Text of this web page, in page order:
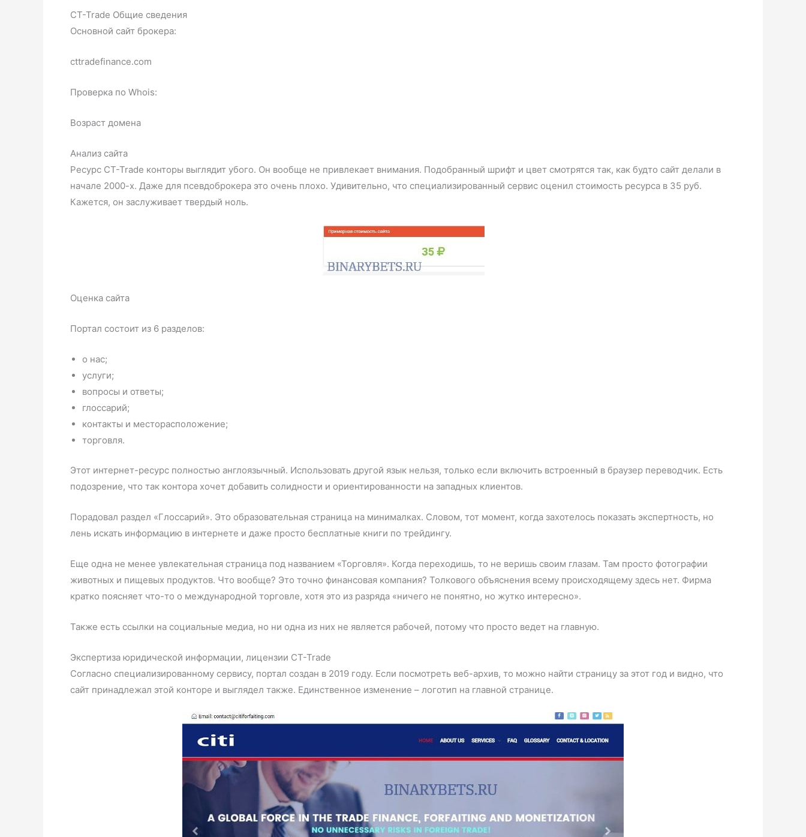
CT-Trade Общие сведения
Основной сайт брокера:
cttradefinance.com
Проверка по Whois:
Возраст домена
Анализ сайта
Ресурс CT-Trade конторы выглядит убого. Он вообще не привлекает внимания. Подобранный шрифт и цвет смотрятся так, как будто сайт делали в
начале 2000-х. Даже для псевдоброкера это очень плохо. Удивительно, что специализированный сервис оценил стоимость ресурса в 35 руб.
Кажется, он заслуживает твердый ноль.
Оценка сайта
Портал состоит из 6 разделов:
о нас;
услуги;
вопросы и ответы;
глоссарий;
контакты и месторасположение;
торговля.
Этот интернет-ресурс полностью англоязычный. Использовать другой язык нельзя, только если включить встроенный в браузер переводчик. Есть
подозрение, что так контора хочет добавить солидности и ориентированности на западных клиентов.
Порадовал раздел «Глоссарий». Это образовательная страница на минималках. Словом, тот момент, когда захотелось показать экспертность, но
лень искать информацию в интернете и даже просто бесплатные книги по трейдингу.
Еще одна не менее увлекательная страница под названием «Торговля». Когда переходишь, то не веришь своим глазам. Там просто фотографии
животных и пищевых продуктов. Что вообще? Это точно финансовая компания? Толкового объяснения всему происходящему здесь нет. Фирма
кратко поясняет что-то о международной торговле, хотя это из разряда «ничего не понятно, но жутко интересно».
Также есть ссылки на социальные медиа, но ни одна из них не является рабочей, потому что просто ведет на главную.
Экспертиза юридической информации, лицензии CT-Trade
Согласно специализированному сервису, портал создан в 2019 году. Если посмотреть веб-архив, то можно найти страницу за этот год и видно, что
сайт принадлежал этой конторе и выглядел также. Единственное изменение – логотип на главной странице.